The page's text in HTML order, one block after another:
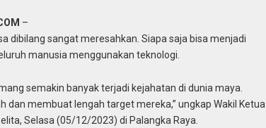
–
dibilang sangat meresahkan. Siapa saja bisa menjadi
manusia menggunakan teknologi.
semakin banyak terjadi kejahatan di dunia maya.
dan membuat lengah target mereka,” ungkap Wakil Ketua I
Selasa (05/12/2023) di Palangka Raya.